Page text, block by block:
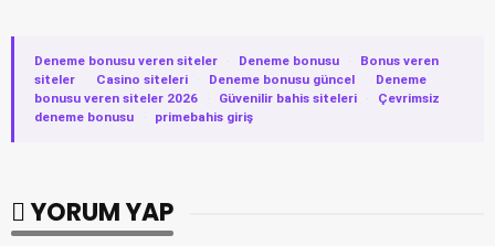
Deneme bonusu veren siteler · Deneme bonusu ·
Bonus veren
siteler
· Casino siteleri · Deneme bonusu güncel ·
Deneme
bonusu veren siteler 2026
· Güvenilir bahis siteleri ·
Çevrimsiz
deneme bonusu
· primebahis giriş
YORUM YAP